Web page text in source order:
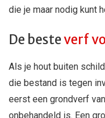
die je maar nodig kunt
De besteverf
Als je hout buiten
die bestand is tegen
eerst een grondverf
onbehandeld is. Een